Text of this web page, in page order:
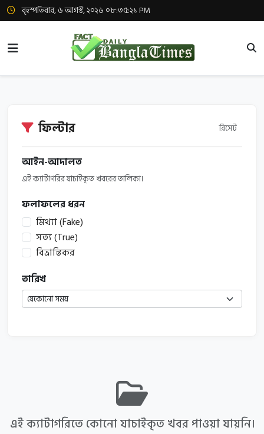
বৃহস্পতিবার, ৬ আগস্ট, ২০২৬ ০৮:৩৫:২১ PM
ফিল্টার রিসেট
আইন-আদালত
এই ক্যাটাগরির যাচাইকৃত খবরের তালিকা।
ফলাফলের ধরন
মিথ্যা (Fake)
সত্য (True)
বিভ্রান্তিকর
তারিখ
এই ক্যাটাগরিতে কোনো যাচাইকৃত খবর পাওয়া যায়নি।